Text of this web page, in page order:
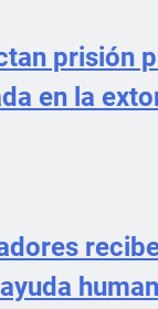
prisión
en la